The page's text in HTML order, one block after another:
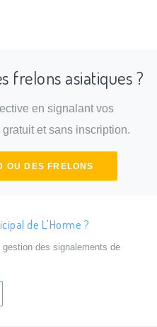
frelons asiatiques ?
en signalant vos
et sans inscription.
OU DES FRELONS
de L'Horme ?
des signalements de